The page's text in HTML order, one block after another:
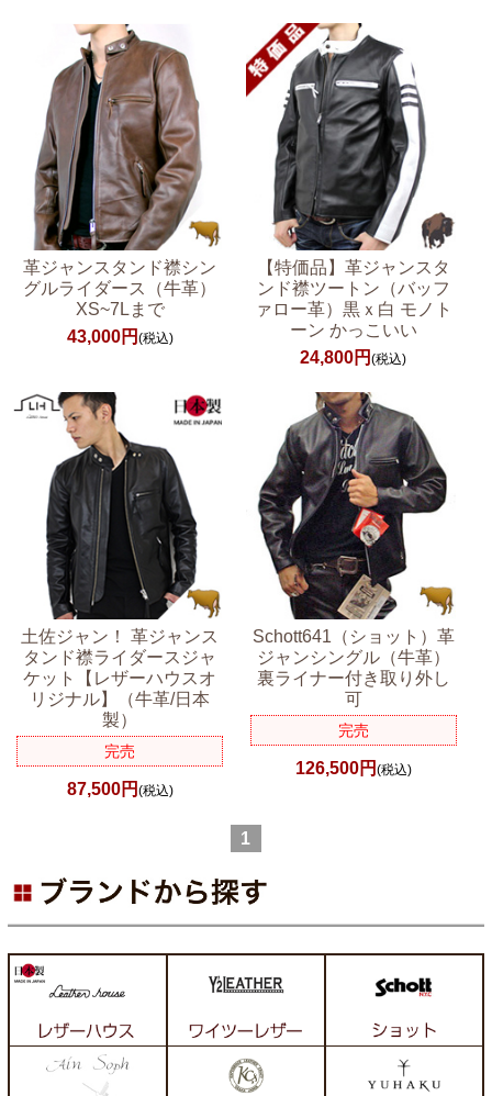
革ジャンスタンド襟シン
グルライダース（牛革）
XS~7Lまで
43,000円 (税込)
【特価品】革ジャンスタ
ンド襟ツートン（バッフ
ァロー革）黒ｘ白 モノト
ーン かっこいい
24,800円(税込)
土佐ジャン！ 革ジャンス
タンド襟ライダースジャ
ケット【レザーハウスオ
リジナル】（牛革/日本
製）
完売
87,500円 (税込)
Schott641（ショット）革
ジャンシングル（牛革）
裏ライナー付き取り外し
可
完売
126,500円 (税込)
1